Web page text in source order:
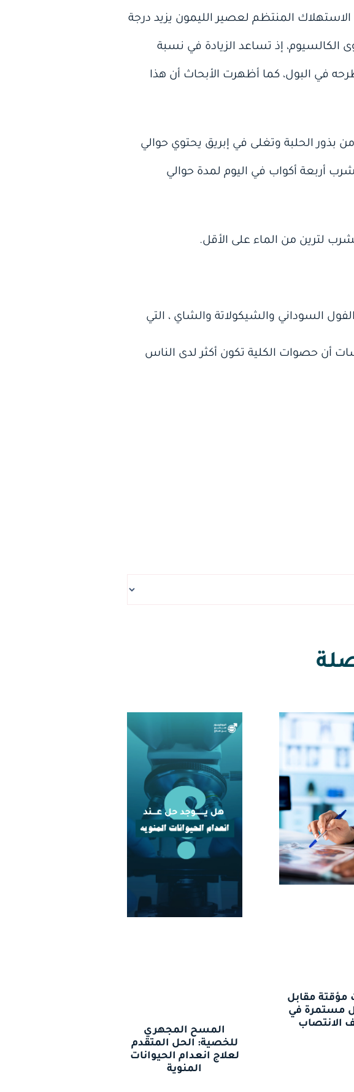
المنتظم لعصير الليمون يزيد درجة
إذ تساعد الزيادة في نسبة
في البول، كما أظهرت الأبحاث أن هذا
تحضر حوالي 200 جرام ( حوالي 1 كوب ) من بذور الحلبة وتغلى في إبريق يحتوي حوالي
أربعة أكواب في اليوم لمدة حوالي
لترين من الماء على الأقل.
السوداني والشيكولاتة والشاي ، التي
أن حصوات الكلية تكون أكثر لدى الناس
مقابل
مستمرة في
الانتصاب
المسح المجهري
للخصية: الحل المتقدم
لعلاج انعدام الحيوانات
المنوية